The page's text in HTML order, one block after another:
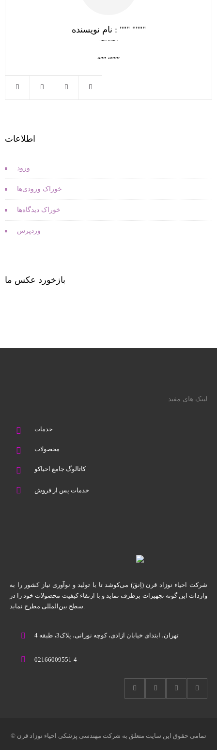
نام نویسنده : """ """"
""" """"
“”” “”””
اطلاعات
ورود
خوراک ورودی‌ها
خوراک دیدگاه‌ها
وردپرس
بازخورد عکس ما
لینک های مفید
خدمات
محصولات
کاتالوگ جامع احیاکو
خدمات پس از فروش
شرکت احیاء نوزاد قرن (اِنقَ) می‌کوشد تا با تولید و نوآوری نیاز کشور را به
واردات این گونه تجهیزات برطرف نماید و با ارتقاء کیفیت محصولات خود را در
سطح بین‌المللی مطرح نماید.
تهران، ابتدای خیابان آزادی، کوچه نورانی، پلاک3، طبقه 4
02166009551-4
© تمامی حقوق این سایت متعلق به شرکت مهندسی پزشکی احیاء نوزاد قرن